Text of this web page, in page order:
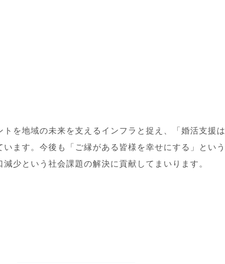
を地域の未来を支えるインフラと捉え、「婚活支援は
ます。今後も「ご縁がある皆様を幸せにする」という
少という社会課題の解決に貢献してまいります。